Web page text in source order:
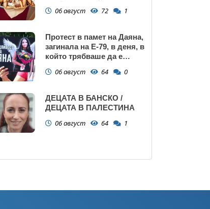
06 август 72 1
Протест в памет на Даяна,
загинала на Е-79, в деня, в
който трябваше да е
06 август 64 0
ДЕЦАТА В БАНСКО /
ДЕЦАТА В ПАЛЕСТИНА
06 август 64 1